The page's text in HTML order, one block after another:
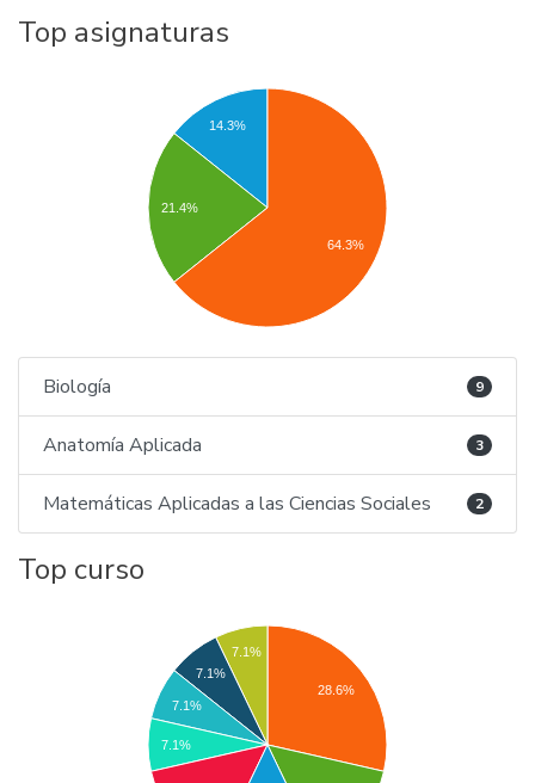
Top asignaturas
14.3%
21.4%
64.3%
Biología 9
Anatomía Aplicada 3
Matemáticas Aplicadas a las Ciencias Sociales 2
Top curso
28.6%
7.1%
7.1%
7.1%
7.1%